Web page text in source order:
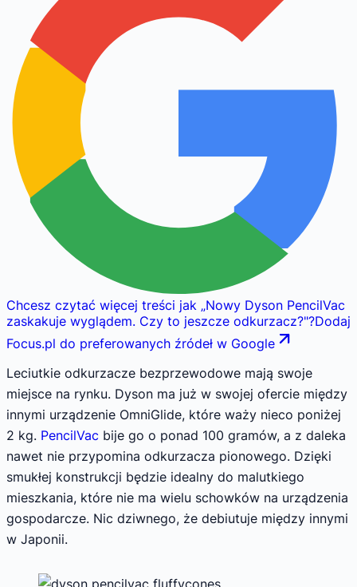
Chcesz czytać więcej treści jak „Nowy Dyson PencilVac
zaskakuje wyglądem. Czy to jeszcze odkurzacz?"?Dodaj
Focus.pl do preferowanych źródeł w Google
Leciutkie odkurzacze bezprzewodowe mają swoje
miejsce na rynku. Dyson ma już w swojej ofercie między
innymi urządzenie OmniGlide, które waży nieco poniżej
2 kg. PencilVac bije go o ponad 100 gramów, a z daleka
nawet nie przypomina odkurzacza pionowego. Dzięki
smukłej konstrukcji będzie idealny do malutkiego
mieszkania, które nie ma wielu schowków na urządzenia
gospodarcze. Nic dziwnego, że debiutuje między innymi
w Japonii.